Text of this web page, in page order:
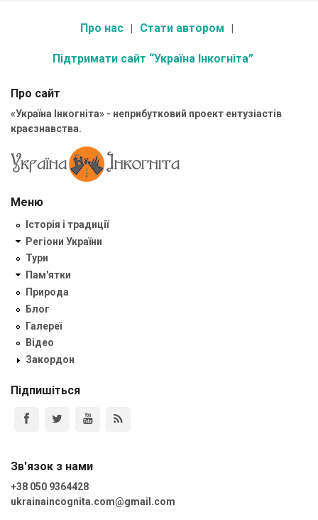
Про нас Стати автором
Підтримати сайт “Україна Інкогніта”
Про сайт
«Україна Інкогніта» - неприбутковий проект ентузіастів
краєзнавства.
Меню
Історія і традиції
Регіони України
Тури
Пам'ятки
Природа
Блог
Галереї
Відео
Закордон
Підпишіться
Зв'язок з нами
+38 050 9364428
ukrainaincognita.com@gmail.com